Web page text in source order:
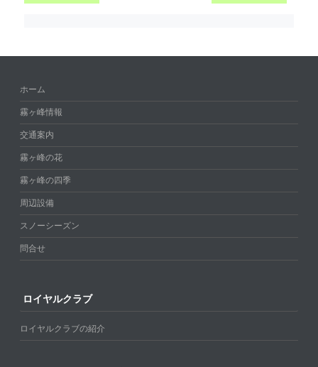
ホーム
霧ヶ峰情報
交通案内
霧ヶ峰の花
霧ヶ峰の四季
周辺設備
スノーシーズン
問合せ
ロイヤルクラブ
ロイヤルクラブの紹介